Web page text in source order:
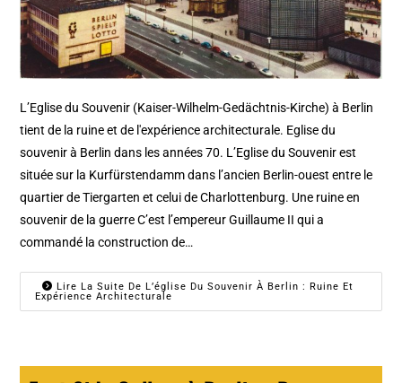
L’Eglise du Souvenir (Kaiser-Wilhelm-Gedächtnis-Kirche) à Berlin
tient de la ruine et de l'expérience architecturale. Eglise du
souvenir à Berlin dans les années 70. L’Eglise du Souvenir est
située sur la Kurfürstendamm dans l’ancien Berlin-ouest entre le
quartier de Tiergarten et celui de Charlottenburg. Une ruine en
souvenir de la guerre C’est l’empereur Guillaume II qui a
commandé la construction de…
Lire La Suite De L’église Du Souvenir À Berlin : Ruine Et
Expérience Architecturale